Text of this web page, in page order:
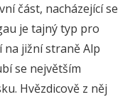
část, nacházející se
je tajný typ pro
jižní straně Alp
se největším
Hvězdicově z něj